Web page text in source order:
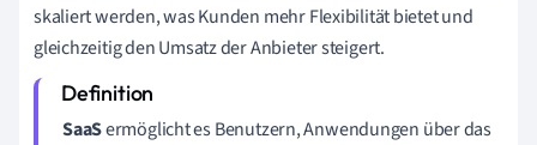
skaliert werden, was Kunden mehr Flexibilität bietet und
gleichzeitig den Umsatz der Anbieter steigert.
SaaSermöglicht es Benutzern, Anwendungen über das